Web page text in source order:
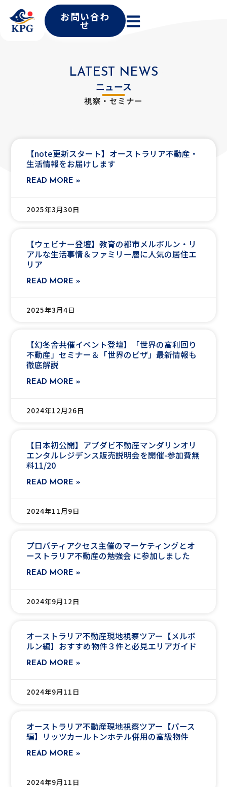
お問い合わ
せ
LATEST NEWS
ニュース
視察・セミナー
【note更新スタート】オーストラリア不動産・
生活情報をお届けします
READ MORE »
2025年3月30日
【ウェビナー登壇】教育の都市メルボルン・リ
アルな生活事情＆ファミリー層に人気の居住エ
リア
READ MORE »
2025年3月4日
【幻冬舎共催イベント登壇】「世界の高利回り
不動産」セミナー＆「世界のビザ」最新情報も
徹底解説
READ MORE »
2024年12月26日
【日本初公開】アブダビ不動産マンダリンオリ
エンタルレジデンス販売説明会を開催-参加費無
料11/20
READ MORE »
2024年11月9日
プロパティアクセス主催のマーケティングとオ
ーストラリア不動産の勉強会 に参加しました
READ MORE »
2024年9月12日
オーストラリア不動産現地視察ツアー【メルボ
ルン編】おすすめ物件３件と必見エリアガイド
READ MORE »
2024年9月11日
オーストラリア不動産現地視察ツアー【パース
編】リッツカールトンホテル併用の高級物件
READ MORE »
2024年9月11日